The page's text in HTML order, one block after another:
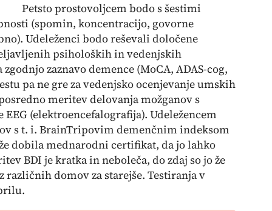
Petsto prostovoljcem bodo s šestimi
(spomin, koncentracijo, govorne
Udeleženci bodo reševali določene
psiholoških in vedenjskih
zaznavo demence (MoCA, ADAS-cog,
pa ne gre za vedenjsko ocenjevanje umskih
meritev delovanja možganov s
(elektroencefalografija). Udeležencem
s t. i. BrainTripovim demenčnim indeksom
dobila mednarodni certifikat, da jo lahko
BDI je kratka in neboleča, do zdaj so jo že
domov za starejše. Testiranja v